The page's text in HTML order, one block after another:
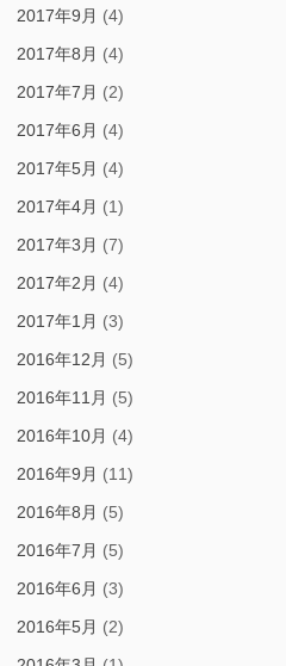
2017年9月 (4)
2017年8月 (4)
2017年7月 (2)
2017年6月 (4)
2017年5月 (4)
2017年4月 (1)
2017年3月 (7)
2017年2月 (4)
2017年1月 (3)
2016年12月 (5)
2016年11月 (5)
2016年10月 (4)
2016年9月 (11)
2016年8月 (5)
2016年7月 (5)
2016年6月 (3)
2016年5月 (2)